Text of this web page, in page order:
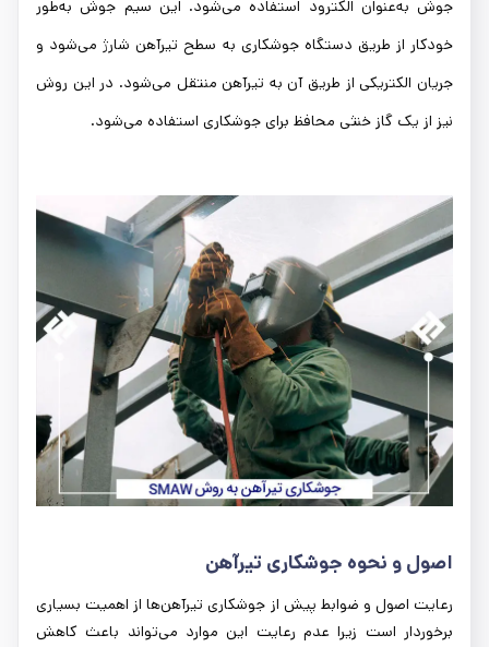
جوش به‌عنوان الکترود استفاده می‌شود. این سیم جوش به‌طور
خودکار از طریق دستگاه جوشکاری به سطح تیرآهن شارژ می‌شود و
جریان الکتریکی از طریق آن به تیرآهن منتقل می‌شود. در این روش
نیز از یک گاز خنثی محافظ برای جوشکاری استفاده می‌شود.
اصول و نحوه جوشکاری تیرآهن
رعایت اصول و ضوابط پیش از جوشکاری تیرآهن‌ها از اهمیت بسیاری
برخوردار است زیرا عدم رعایت این موارد می‌تواند باعث کاهش